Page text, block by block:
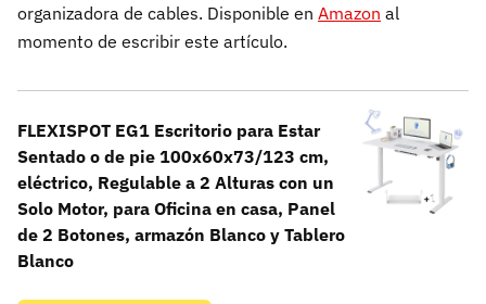
organizadora de cables. Disponible en Amazon al
momento de escribir este artículo.
FLEXISPOT EG1 Escritorio para Estar
Sentado o de pie 100x60x73/123 cm,
eléctrico, Regulable a 2 Alturas con un
Solo Motor, para Oficina en casa, Panel
de 2 Botones, armazón Blanco y Tablero
Blanco